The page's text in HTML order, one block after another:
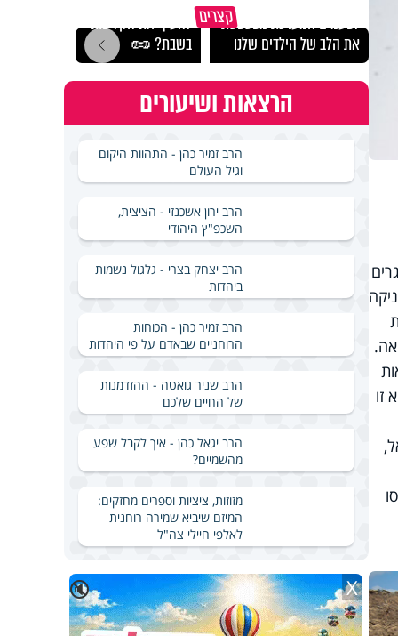
זו
קצריםלפעמים המערכת מפספסת
את הלב של הילדים שלנו
להעיף את הקליפות
בשבת? 🥜
הרצאות ושיעורים
הרב זמיר כהן - התהוות היקום
וגיל העולם
הרב ירון אשכנזי - הציצית,
השכפ"ץ היהודי
הרב יצחק בצרי - גלגול נשמות
ביהדות
הרב זמיר כהן - הכוחות
הרוחניים שבאדם על פי היהדות
הרב שניר גואטה - ההזדמנות
של החיים שלכם
הרב יגאל כהן - איך לקבל שפע
מהשמיים?
מזוזות, ציציות וספרים מחזקים:
המיזם שיביא שמירה רוחנית
לאלפי חיילי צה"ל
🔇 X